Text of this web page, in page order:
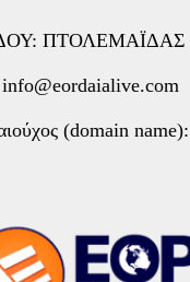
| ΔΟΥ: ΠΤΟΛΕΜΑΪΔΑΣ
(domain